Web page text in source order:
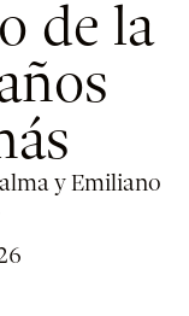
de la
y Emiliano